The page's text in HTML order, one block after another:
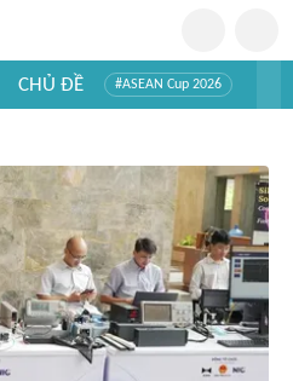
CHỦ ĐỀ #ASEAN Cup 2026